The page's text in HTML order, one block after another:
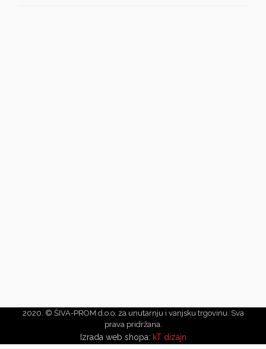
2020. © ŠIVA-PROM d.o.o. za unutarnju i vanjsku trgovinu. Sva
prava pridržana.
Izrada web shopa: kT dizajn